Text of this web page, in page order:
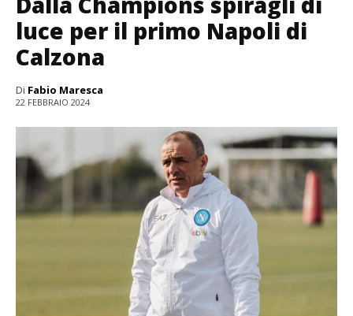
luce per il primo Napoli di
Calzona
Di Fabio Maresca
22 FEBBRAIO 2024